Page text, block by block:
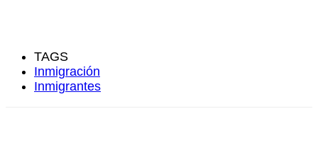
TAGS
Inmigración
Inmigrantes